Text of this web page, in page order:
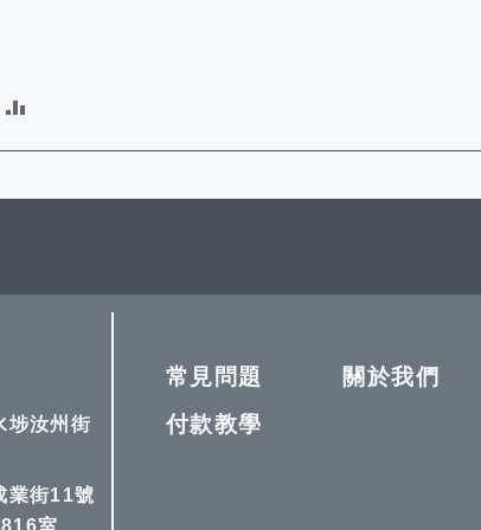
入
埗汝州街
業街11號
常見問題 關於我們
付款教學